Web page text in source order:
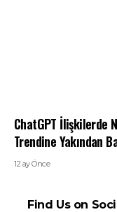
ChatGPT İlişkilerde
Trendine Yakından
12 ay Önce
Find Us on